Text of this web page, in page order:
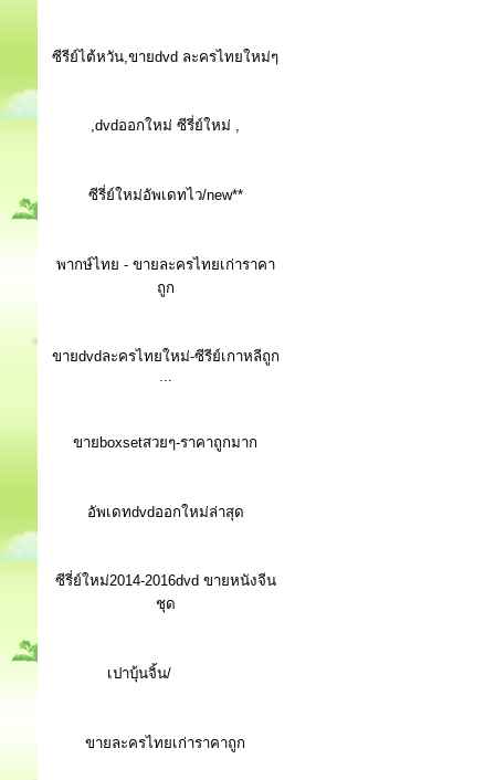
ซีรีย์ไต้หวัน,ขายdvd ละครไทยใหม่ๆ
,dvdออกใหม่ ซีรี่ย์ใหม่ ,
ซีรี่ย์ใหม่อัพเดทไว/new**
พากษ์ไทย - ขายละครไทยเก่าราคา
ถูก
ขายdvdละครไทยใหม่-ซีรีย์เกาหลีถูก
...
ขายboxsetสวยๆ-ราคาถูกมาก
อัพเดทdvdออกใหม่ล่าสุด
ซีรี่ย์ใหม่2014-2016dvd ขายหนังจีน
ชุด
เปาบุ้นจิ้น/
ขายละครไทยเก่าราคาถูก